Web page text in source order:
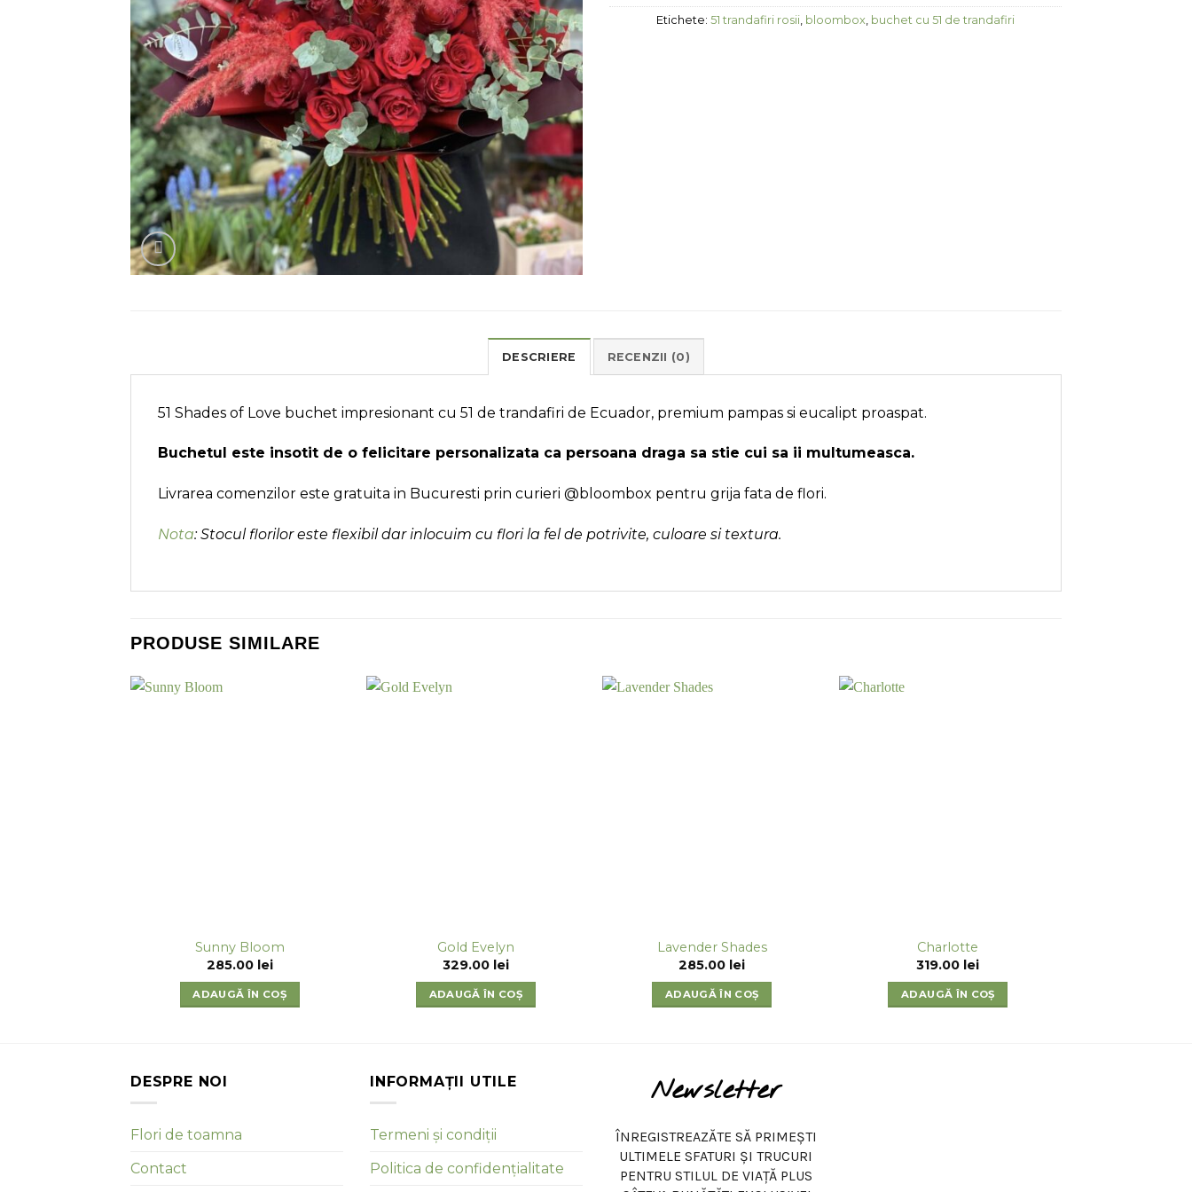
Etichete: 51 trandafiri rosii bloombox buchet cu 51 de trandafiri
DESCRIERE RECENZII (0)
51 Shades of Love buchet impresionant cu 51 de trandafiri de Ecuador, premium pampas si eucalipt proaspat.
Buchetul este insotit de o felicitare personalizata ca persoana draga sa stie cui sa ii multumeasca.
Livrarea comenzilor este gratuita in Bucuresti prin curieri @bloombox pentru grija fata de flori.
Nota: Stocul florilor este flexibil dar inlocuim cu flori la fel de potrivite, culoare si textura.
PRODUSE SIMILARE
Sunny Bloom
285.00 lei
ADAUGĂ ÎN COȘ
Gold Evelyn
329.00 lei
ADAUGĂ ÎN COȘ
Lavender Shades
285.00 lei
ADAUGĂ ÎN COȘ
Charlotte
319.00 lei
ADAUGĂ ÎN COȘ
DESPRE NOI
Flori de toamna
Contact
INFORMAȚII UTILE
Termeni și condiții
Politica de confidențialitate
Newsletter
ÎNREGISTREAZĂTE SĂ PRIMEȘTI
ULTIMELE SFATURI ȘI TRUCURI
PENTRU STILUL DE VIAȚĂ PLUS